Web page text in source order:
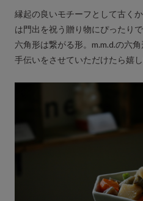
縁起の良いモチーフとして古く
は門出を祝う贈り物にぴったりで
六角形は繋がる形。m.m.d.の六
手伝いをさせていただけたら嬉し